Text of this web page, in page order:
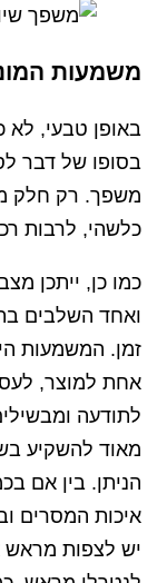
משמעות
באופן טבעי, לא
בסופו של דבר
משפך. רק חלק
כלשהי, לרבות
כמו כן, ייתכן
ואחד השלבים
זמן. המשמעות
אחת למוצר,
לתודעה
מאוד להשקיע
הניתן. בין אם
איכות המסרים
יש לצפות מראש